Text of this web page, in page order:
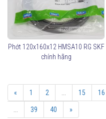
Phớt 120x160x12 HMSA10 RG SKF
chính hãng
« 1 2 15 16
39 40 »